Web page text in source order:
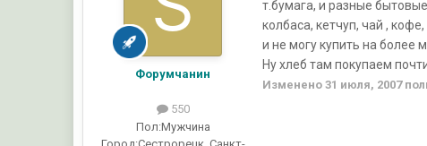
Форумчанин
550
Пол:Мужчина
Город:Сестрорецк, Санкт-
т.бумага, и разные
колбаса, кетчуп, чай ,
и не могу купить на более
Ну хлеб там покупаем
Изменено 31 июля, 2007